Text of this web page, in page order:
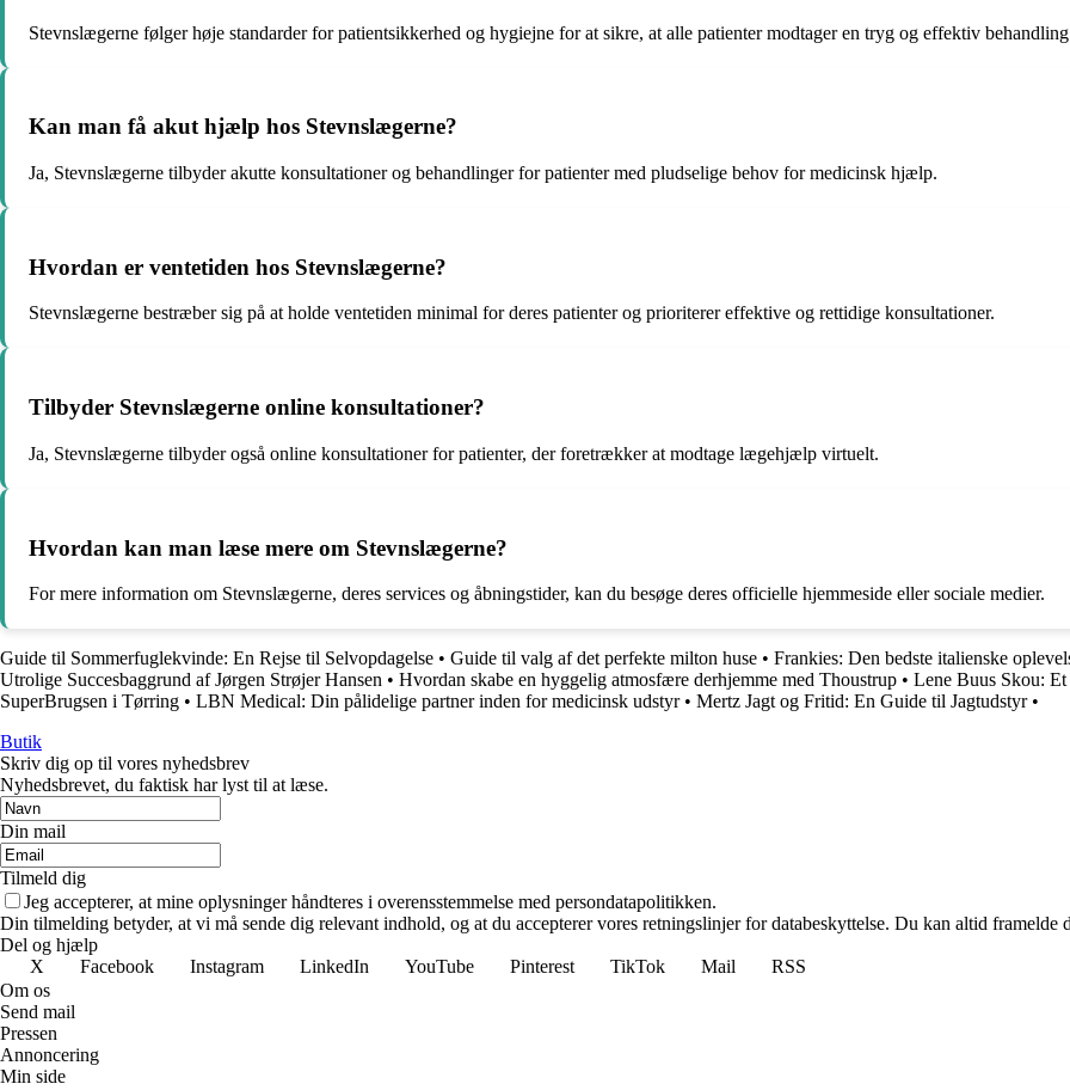
Stevnslægerne følger høje standarder for patientsikkerhed og hygiejne for at sikre, at alle patienter modtager en tryg og effektiv
Kan man få akut hjælp hos Stevnslægerne?
Ja, Stevnslægerne tilbyder akutte konsultationer og behandlinger for patienter med pludselige behov for medicinsk hjælp.
Hvordan er ventetiden hos Stevnslægerne?
Stevnslægerne bestræber sig på at holde ventetiden minimal for deres patienter og prioriterer effektive og rettidige konsultationer.
Tilbyder Stevnslægerne online konsultationer?
Ja, Stevnslægerne tilbyder også online konsultationer for patienter, der foretrækker at modtage lægehjælp virtuelt.
Hvordan kan man læse mere om Stevnslægerne?
For mere information om Stevnslægerne, deres services og åbningstider, kan du besøge deres officielle hjemmeside eller sociale medier.
Guide til Sommerfuglekvinde: En Rejse til Selvopdagelse • Guide til valg af det perfekte milton huse • Frankies: Den bedste italienske
Utrolige Succesbaggrund af Jørgen Strøjer Hansen • Hvordan skabe en hyggelig atmosfære derhjemme med Thoustrup • Lene Buus Skou:
SuperBrugsen i Tørring • LBN Medical: Din pålidelige partner inden for medicinsk udstyr• Mertz Jagt og Fritid: En Guide til Jagtudstyr•
Butik
Skriv dig op til vores nyhedsbrev
Nyhedsbrevet, du faktisk har lyst til at læse.
Din mail
Tilmeld dig
Jeg accepterer, at mine oplysninger håndteres i overensstemmelse med persondatapolitikken.
Din tilmelding betyder, at vi må sende dig relevant indhold, og at du accepterer vores retningslinjer for databeskyttelse. Du kan altid framelde
Del og hjælp
X
Facebook Instagram LinkedIn YouTube Pinterest TikTok Mail
RSS
Om os
Send mail
Pressen
Annoncering
Min side